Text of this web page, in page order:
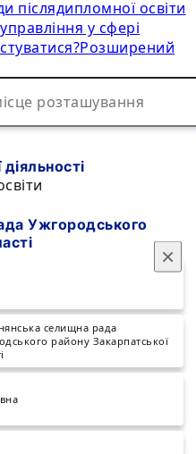
післядипломної освіти
у сфері
Розширений
×
Ужгородського
селищна рада
району Закарпатської